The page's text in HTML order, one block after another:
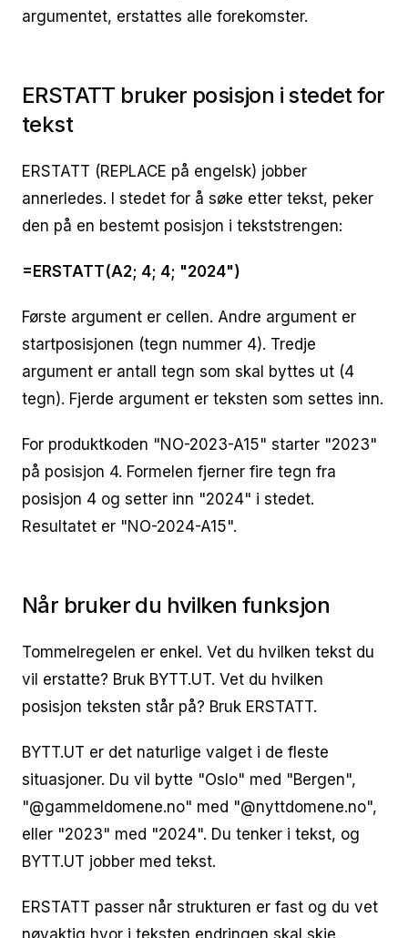
argumentet, erstattes alle forekomster.
ERSTATT bruker posisjon i stedet for
tekst
ERSTATT (REPLACE på engelsk) jobber
annerledes. I stedet for å søke etter tekst, peker
den på en bestemt posisjon i tekststrengen:
=ERSTATT(A2; 4; 4; "2024")
Første argument er cellen. Andre argument er
startposisjonen (tegn nummer 4). Tredje
argument er antall tegn som skal byttes ut (4
tegn). Fjerde argument er teksten som settes inn.
For produktkoden "NO-2023-A15" starter "2023"
på posisjon 4. Formelen fjerner fire tegn fra
posisjon 4 og setter inn "2024" i stedet.
Resultatet er "NO-2024-A15".
Når bruker du hvilken funksjon
Tommelregelen er enkel. Vet du hvilken tekst du
vil erstatte? Bruk BYTT.UT. Vet du hvilken
posisjon teksten står på? Bruk ERSTATT.
BYTT.UT er det naturlige valget i de fleste
situasjoner. Du vil bytte "Oslo" med "Bergen",
"@gammeldomene.no" med "@nyttdomene.no",
eller "2023" med "2024". Du tenker i tekst, og
BYTT.UT jobber med tekst.
ERSTATT passer når strukturen er fast og du vet
nøyaktig hvor i teksten endringen skal skje.